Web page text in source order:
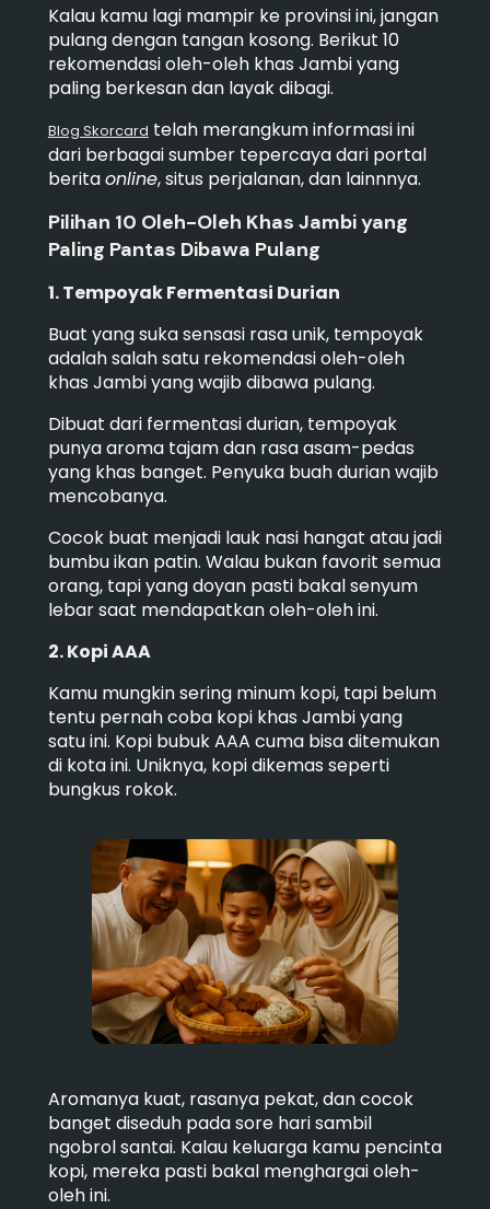
Kalau kamu lagi mampir ke provinsi ini, jangan
pulang dengan tangan kosong. Berikut 10
rekomendasi oleh-oleh khas Jambi yang
paling berkesan dan layak dibagi.
Blog Skorcard telah merangkum informasi ini
dari berbagai sumber tepercaya dari portal
beritaonline, situs perjalanan, dan lainnnya.
Pilihan 10 Oleh-Oleh Khas Jambi yang
Paling Pantas Dibawa Pulang
1. Tempoyak Fermentasi Durian
Buat yang suka sensasi rasa unik, tempoyak
adalah salah satu rekomendasi oleh-oleh
khas Jambi yang wajib dibawa pulang.
Dibuat dari fermentasi durian, tempoyak
punya aroma tajam dan rasa asam-pedas
yang khas banget. Penyuka buah durian wajib
mencobanya.
Cocok buat menjadi lauk nasi hangat atau jadi
bumbu ikan patin. Walau bukan favorit semua
orang, tapi yang doyan pasti bakal senyum
lebar saat mendapatkan oleh-oleh ini.
2. Kopi AAA
Kamu mungkin sering minum kopi, tapi belum
tentu pernah coba kopi khas Jambi yang
satu ini. Kopi bubuk AAA cuma bisa ditemukan
di kota ini. Uniknya, kopi dikemas seperti
bungkus rokok.
Aromanya kuat, rasanya pekat, dan cocok
banget diseduh pada sore hari sambil
ngobrol santai. Kalau keluarga kamu pencinta
kopi, mereka pasti bakal menghargai oleh-
oleh ini.